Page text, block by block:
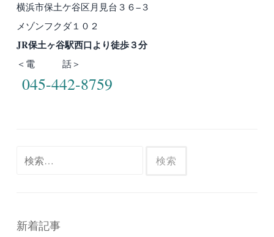
横浜市保土ケ谷区月見台３６−３
メゾンフクダ１０２
JR保土ヶ谷駅西口より徒歩３分
＜電 話＞
045-442-8759
新着記事